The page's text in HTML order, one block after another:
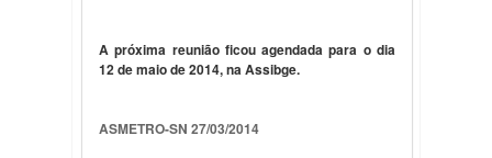
A próxima reunião ficou agendada para o dia
12 de maio de 2014, na Assibge.
ASMETRO-SN 27/03/2014